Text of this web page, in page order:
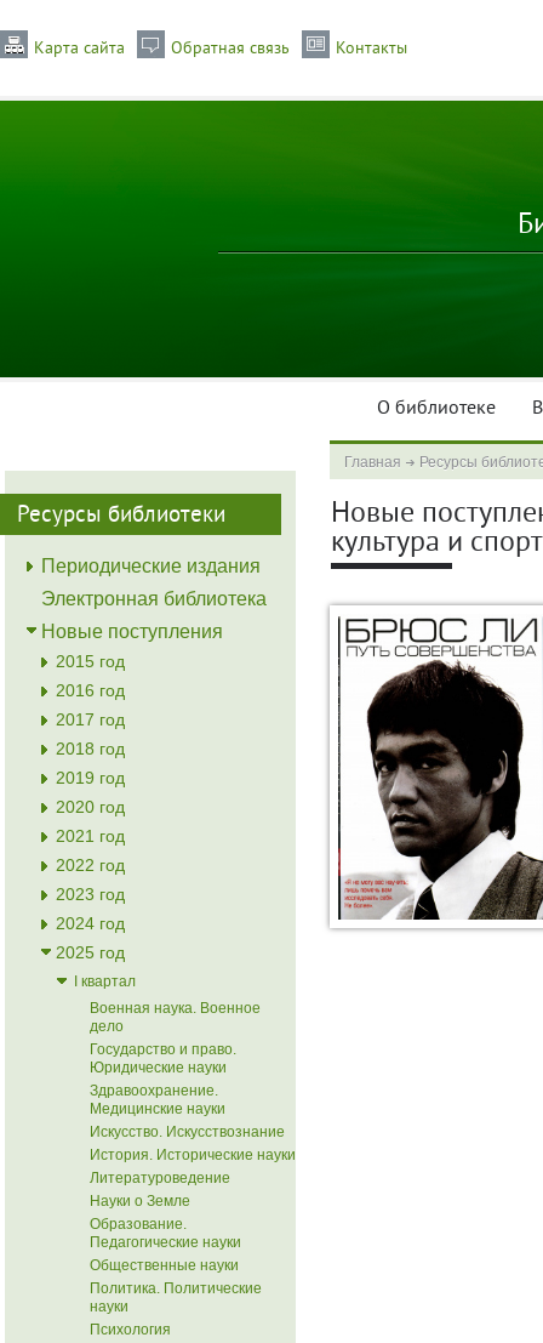
Карта сайта Обратная связь Контакты
О библиотеке
Ресурсы библиотеки
Периодические издания
Электронная библиотека
Новые поступления
2015 год
2016 год
2017 год
2018 год
2019 год
2020 год
2021 год
2022 год
2023 год
2024 год
2025 год
I квартал
Военная наука. Военное
дело
Государство и право.
Юридические науки
Здравоохранение.
Медицинские науки
Искусство. Искусствознание
История. Исторические науки
Литературоведение
Науки о Земле
Образование.
Педагогические науки
Общественные науки
Политика. Политические
науки
Психология
Главная Ресурсы
Новые
культура и спорт